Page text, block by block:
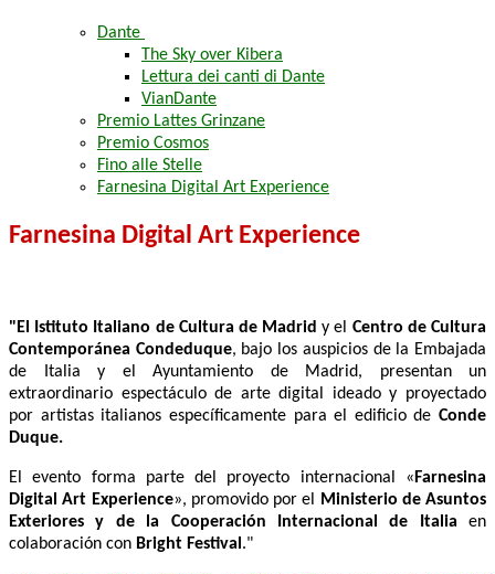
Dante
The Sky over Kibera
Lettura dei canti di Dante
VianDante
Premio Lattes Grinzane
Premio Cosmos
Fino alle Stelle
Farnesina Digital Art Experience
Farnesina Digital Art Experience
"El Istituto Italiano de Cultura de Madrid y el Centro de Cultura
Contemporánea Condeduque, bajo los auspicios de la Embajada
de Italia y el Ayuntamiento de Madrid, presentan un
extraordinario espectáculo de arte digital ideado y proyectado
por artistas italianos específicamente para el edificio de Conde
Duque.
El evento forma parte del proyecto internacional « Farnesina
Digital Art Experience», promovido por el
Ministerio de Asuntos
Exteriores y de la Cooperación Internacional de Italia en
colaboración con Bright Festival ."